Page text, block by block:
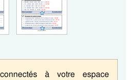
à votre espace